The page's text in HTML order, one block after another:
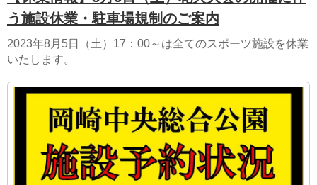
う施設休業・駐車場規制のご案内
2023年8月5日（土）17：00～は全てのスポーツ施設を休業
いたします。